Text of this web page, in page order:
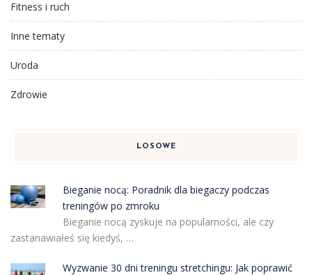
Fitness i ruch
Inne tematy
Uroda
Zdrowie
LOSOWE
Bieganie nocą: Poradnik dla biegaczy podczas
treningów po zmroku
Bieganie nocą zyskuje na popularności, ale czy
zastanawiałeś się kiedyś, …
Wyzwanie 30 dni treningu stretchingu: Jak poprawić